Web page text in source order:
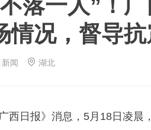
落一人”！
情况，督导
闻 湖北
西日报》消息，5月18日凌晨